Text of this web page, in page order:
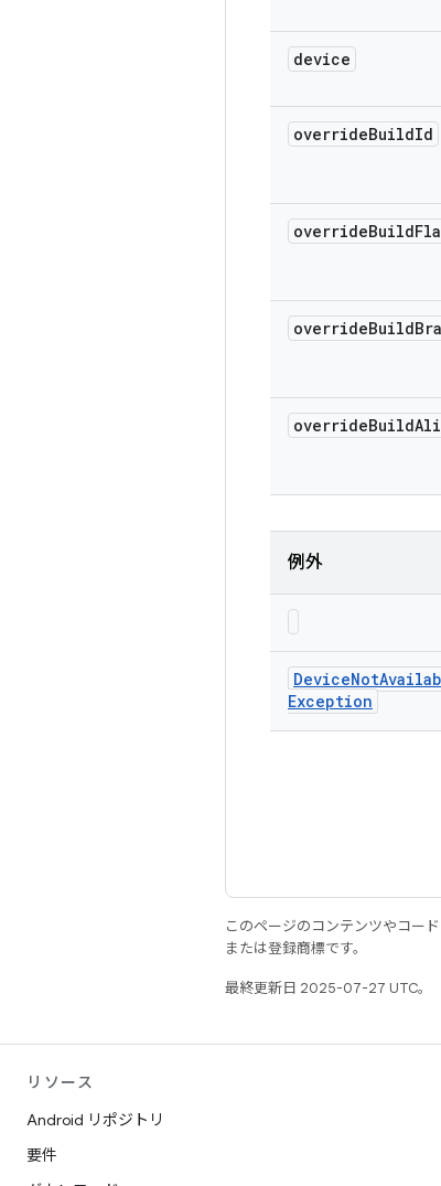
device
overrideBuildId
overrideBuild
overrideBuild
overrideBuild
例外
DeviceNot
Exception
このページのコンテンツやコード
または登録商標です。
最終更新日 2025-07-27 UTC。
リソース
Android リポジトリ
要件